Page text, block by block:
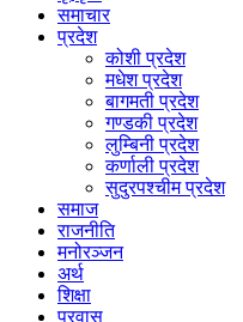
समाचार
प्रदेश
कोशी प्रदेश
मधेश प्रदेश
बागमती प्रदेश
गण्डकी प्रदेश
लुम्बिनी प्रदेश
कर्णाली प्रदेश
सुदुरपश्चीम प्रदेश
समाज
राजनीति
मनोरञ्जन
अर्थ
शिक्षा
प्रवास